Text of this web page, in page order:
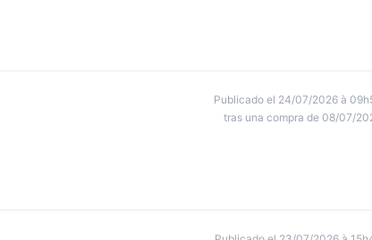
Publicado el 24/07/2026 à
tras una compra de 08/07/